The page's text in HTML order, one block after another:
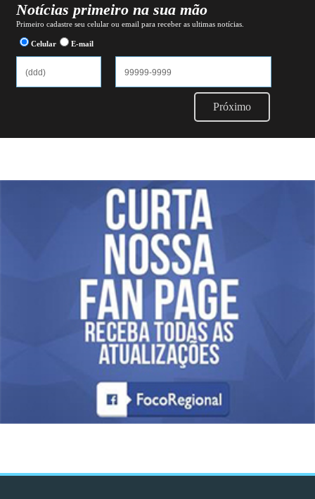
Notícias primeiro na sua mão
Primeiro cadastre seu celular ou email para receber as ultimas notícias.
Celular E-mail
Próximo